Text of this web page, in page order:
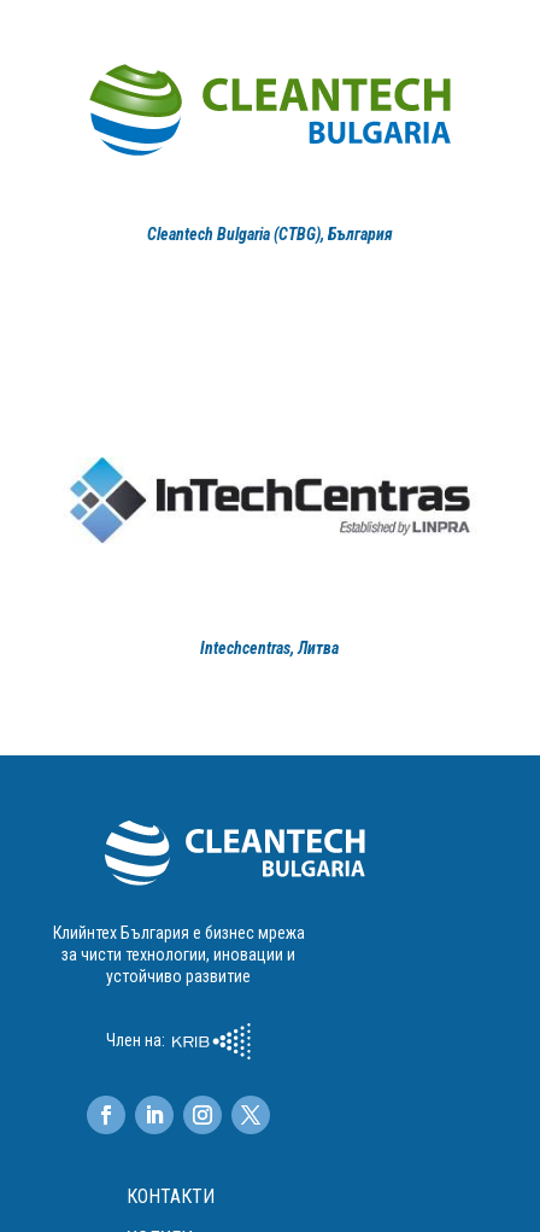
Cleantech Bulgaria (CTBG), България
Intechcentras, Литва
Клийнтех България е бизнес мрежа
за чисти технологии, иновации и
устойчиво развитие
Член на:
КОНТАКТИ